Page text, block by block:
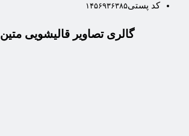
کد پستی۱۴۵۶۹۳۶۳۸۵
گالری تصاویر قالیشویی متین